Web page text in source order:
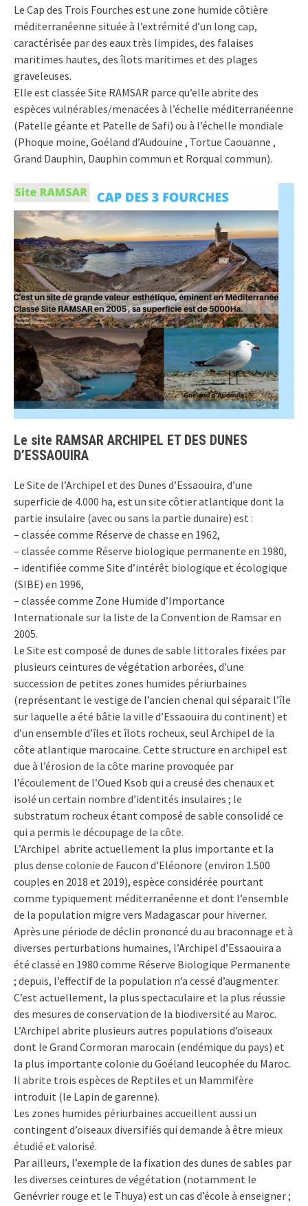
Le Cap des Trois Fourches est une zone humide côtière
méditerranéenne située à l’extrémité d’un long cap,
caractérisée par des eaux très limpides, des falaises
maritimes hautes, des îlots maritimes et des plages
graveleuses.
Elle est classée Site RAMSAR parce qu’elle abrite des
espèces vulnérables/menacées à l’échelle méditerranéenne
(Patelle géante et Patelle de Safi) ou à l’échelle mondiale
(Phoque moine, Goéland d’Audouine , Tortue Caouanne ,
Grand Dauphin, Dauphin commun et Rorqual commun).
Le site RAMSAR ARCHIPEL ET DES DUNES
D’ESSAOUIRA
Le Site de l’Archipel et des Dunes d’Essaouira, d’une
superficie de 4.000 ha, est un site côtier atlantique dont la
partie insulaire (avec ou sans la partie dunaire) est :
– classée comme Réserve de chasse en 1962,
– classée comme Réserve biologique permanente en 1980,
– identifiée comme Site d’intérêt biologique et écologique
(SIBE) en 1996,
– classée comme Zone Humide d’Importance
Internationale sur la liste de la Convention de Ramsar en
2005.
Le Site est composé de dunes de sable littorales fixées par
plusieurs ceintures de végétation arborées, d’une
succession de petites zones humides périurbaines
(représentant le vestige de l’ancien chenal qui séparait l’île
sur laquelle a été bâtie la ville d’Essaouira du continent) et
d’un ensemble d’îles et îlots rocheux, seul Archipel de la
côte atlantique marocaine. Cette structure en archipel est
due à l’érosion de la côte marine provoquée par
l’écoulement de l’Oued Ksob qui a creusé des chenaux et
isolé un certain nombre d’identités insulaires ; le
substratum rocheux étant composé de sable consolidé ce
qui a permis le découpage de la côte.
L’Archipel abrite actuellement la plus importante et la
plus dense colonie de Faucon d’Eléonore (environ 1.500
couples en 2018 et 2019), espèce considérée pourtant
comme typiquement méditerranéenne et dont l’ensemble
de la population migre vers Madagascar pour hiverner.
Après une période de déclin prononcé du au braconnage et à
diverses perturbations humaines, l’Archipel d’Essaouira a
été classé en 1980 comme Réserve Biologique Permanente
; depuis, l’effectif de la population n’a cessé d’augmenter.
C’est actuellement, la plus spectaculaire et la plus réussie
des mesures de conservation de la biodiversité au Maroc.
L’Archipel abrite plusieurs autres populations d’oiseaux
dont le Grand Cormoran marocain (endémique du pays) et
la plus importante colonie du Goéland leucophée du Maroc.
Il abrite trois espèces de Reptiles et un Mammifère
introduit (le Lapin de garenne).
Les zones humides périurbaines accueillent aussi un
contingent d’oiseaux diversifiés qui demande à être mieux
étudié et valorisé.
Par ailleurs, l’exemple de la fixation des dunes de sables par
les diverses ceintures de végétation (notamment le
Genévrier rouge et le Thuya) est un cas d’école à enseigner ;